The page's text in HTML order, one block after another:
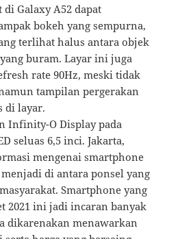
Galaxy A52 dapat
bokeh yang sempurna,
terlihat halus antara objek
buram. Layar ini juga
rate 90Hz, meski tidak
tampilan pergerakan
di layar.
Infinity-O Display pada
seluas 6,5 inci. Jakarta,
mengenai smartphone
menjadi di antara ponsel yang
Smartphone yang
2021 ini jadi incaran banyak
dikarenakan menawarkan